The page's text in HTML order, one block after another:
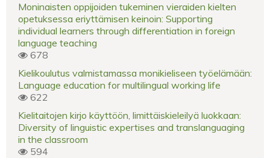
Moninaisten oppijoiden tukeminen vieraiden kielten
opetuksessa eriyttämisen keinoin: Supporting
individual learners through differentiation in foreign
language teaching
678
Kielikoulutus valmistamassa monikieliseen työelämään:
Language education for multilingual working life
622
Kielitaitojen kirjo käyttöön, limittäiskieleilyä luokkaan:
Diversity of linguistic expertises and translanguaging
in the classroom
594